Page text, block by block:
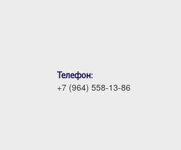
Телефон:
+7 (964) 558-13-86